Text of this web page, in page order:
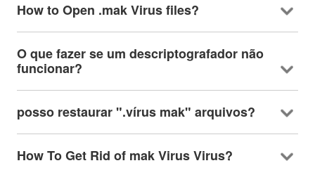
How to Open .mak Virus files?
O que fazer se um descriptografador não
funcionar?
posso restaurar ".vírus mak" arquivos?
How To Get Rid of mak Virus Virus?